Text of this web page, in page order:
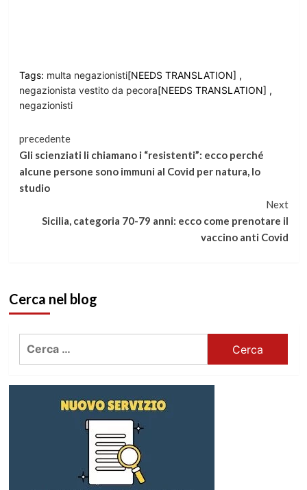
Tags: multa negazionisti[NEEDS TRANSLATION] ,
negazionista vestito da pecora[NEEDS TRANSLATION] ,
negazionisti
Continua
a
leggere
precedente
Gli scienziati li chiamano i “resistenti”: ecco perché
alcune persone sono immuni al Covid per natura, lo
studio
Next
Sicilia, categoria 70-79 anni: ecco come prenotare il
vaccino anti Covid
Cerca nel blog
Ricerca